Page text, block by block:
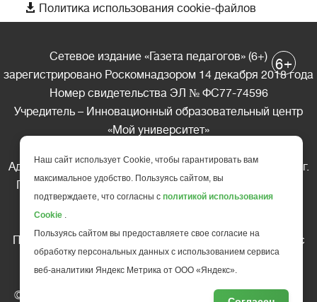
 Политика использования cookie-файлов
Сетевое издание «Газета педагогов» (6+)
зарегистрировано Роскомнадзором 14 декабря 2018 года
Номер свидетельства ЭЛ № ФС77-74596
Учредитель – Инновационный образовательный центр
«Мой университет»
Адрес редакции: 185035 Россия, Республика Карелия, г.
Петрозаводск, ул. Фридриха Энгельса д.10, офис 211
Телефон редакции: +7 (499) 685-10-45
Перепечатка материалов газеты допускается только c
письменного разрешения редакции
Ссылка на «Газету педагогов» обязательна.
© АНО ДПО "Инновационный образовательный центр
6+
Наш сайт использует Cookie, чтобы гарантировать вам
максимальное удобство. Пользуясь сайтом, вы
подтверждаете, что согласны с политикой использования
Cookie .
Пользуясь сайтом вы предоставляете свое согласие на
обработку персональных данных с использованием сервиса
веб-аналитики Яндекс Метрика от ООО «Яндекс».